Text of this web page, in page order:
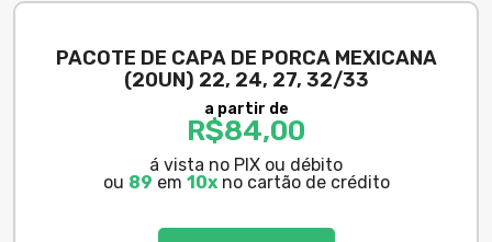
PACOTE DE CAPA DE PORCA MEXICANA
(20UN) 22, 24, 27, 32/33
a partir de
R$84,00
á vista no PIX ou débito
ou 89 em 10xno cartão de crédito